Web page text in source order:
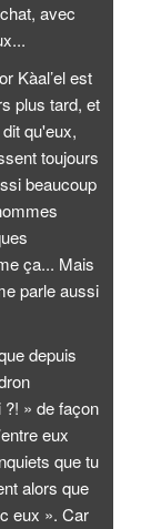
avec
Kàal’el est
plus tard, et
qu'eux,
toujours
beaucoup
ça... Mais
parle aussi
depuis
» de façon
eux
que tu
alors que
eux ». Car